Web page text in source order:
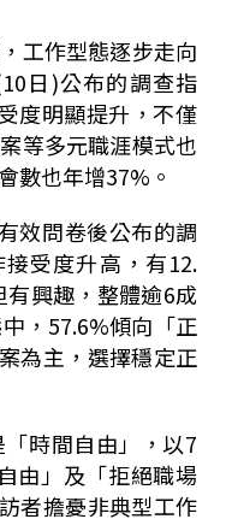
工作型態逐步走向
日)公布的調查指
度明顯提升，不僅
等多元職涯模式也
數也年增37%。
效問卷後公布的調
受度升高，有12.
興趣，整體逾6成
，57.6%傾向「正
為主，選擇穩定正
時間自由」，以7
由」及「拒絕職場
者擔憂非典型工作